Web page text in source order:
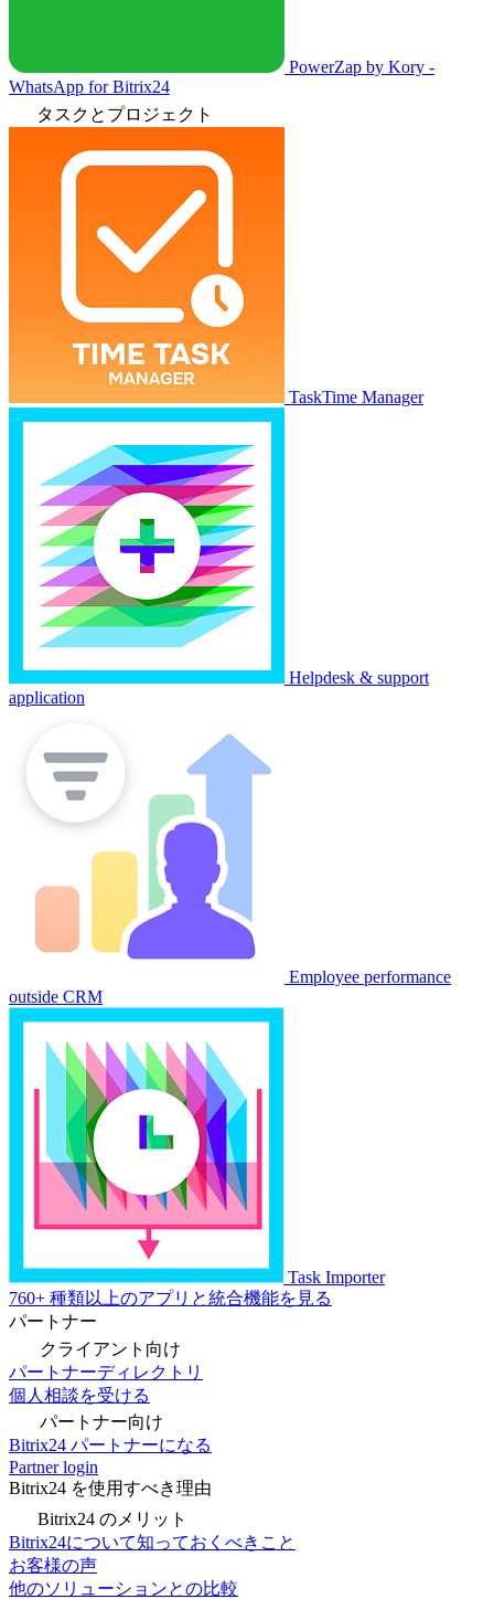
PowerZap by Kory -
WhatsApp for Bitrix24
タスクとプロジェクト
TaskTime Manager
Helpdesk & support
application
Employee performance
outside CRM
Task Importer
760+ 種類以上のアプリと統合機能を見る
パートナー
クライアント向け
パートナーディレクトリ
個人相談を受ける
パートナー向け
Bitrix24 パートナーになる
Partner login
Bitrix24 を使用すべき理由
Bitrix24 のメリット
Bitrix24について知っておくべきこと
お客様の声
他のソリューションとの比較